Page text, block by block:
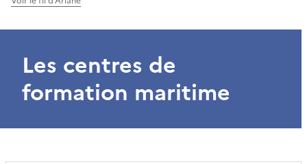
Les centres de
formation maritime